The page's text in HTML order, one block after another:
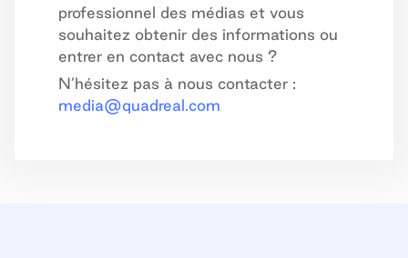
professionnel des médias et vous
souhaitez obtenir des informations ou
entrer en contact avec nous ?
N’hésitez pas à nous contacter :
media@quadreal.com